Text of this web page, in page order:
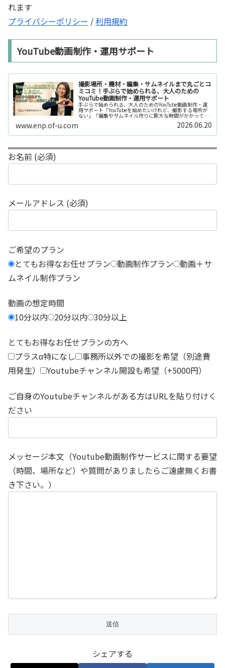
れます
プライバシーポリシー /利用規約
YouTube動画制作・運用サポート
撮影場所・機材・編集・サムネイルまで丸ごとコ
ミコミ！手ぶらで始められる、大人のための
YouTube動画制作・運用サポート
手ぶらで始められる、大人のためのYouTube動画制作・運
用サポート「YouTubeを始めたいけれど、撮影する場所が
ない」「編集やサムネイル作りに膨大な時間がかかって長
続きしない」「機材を揃えるだけで何万円もかかってしま
www.enp.of-u.com 2026.06.20
お名前 (必須)
メールアドレス (必須)
ご希望のプラン
とてもお得なお任せプラン 動画制作プラン 動画＋サ
ムネイル制作プラン
動画の想定時間
10分以内
20分以内 30分以上
とてもお得なお任せプランの方へ
プラスα特になし
事務所以外での撮影を希望（別途費
用発生）
Youtubeチャンネル開設も希望（+5000円）
ご自身のYoutubeチャンネルがある方はURLを貼り付けく
ださい
メッセージ本文（Youtube動画制作サービスに関する要望
（時間、場所など）や質問がありましたらご遠慮無くお書
き下さい。）
シェアする